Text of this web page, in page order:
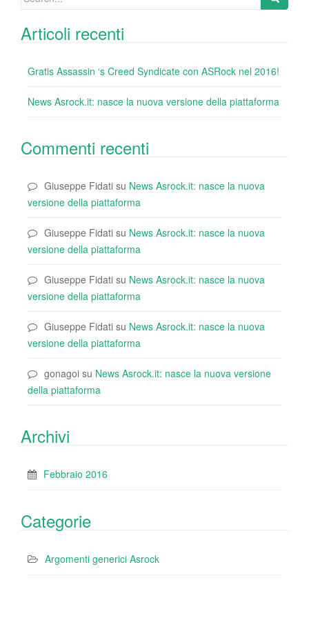
k
Articoli recenti
Gratis Assassin ‘s Creed Syndicate con ASRock nel 2016!
News Asrock.it: nasce la nuova versione della piattaforma
Commenti recenti
Giuseppe Fidati su News Asrock.it: nasce la nuova
versione della piattaforma
Giuseppe Fidati su News Asrock.it: nasce la nuova
versione della piattaforma
Giuseppe Fidati su News Asrock.it: nasce la nuova
versione della piattaforma
Giuseppe Fidati su News Asrock.it: nasce la nuova
versione della piattaforma
gonagoi su News Asrock.it: nasce la nuova versione
della piattaforma
Archivi
Febbraio 2016
Categorie
Argomenti generici Asrock